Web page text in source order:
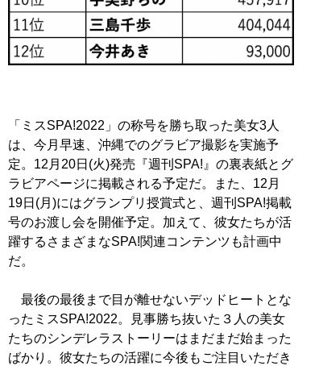
「ミスSPA!2022」の称号を勝ち取った美女3人
は、今月早速、沖縄でのグラビア撮影を実施予
定。12月20日(火)発売『週刊SPA!』の裏表紙とグ
ラビアページに掲載される予定だ。また、12月
19日(月)にはグランプリ授賞式と、週刊SPA!掲載
号のお渡し会を開催予定。加えて、彼女たちが活
躍するさまざまなSPA!関連コンテンツも計画中
だ。
最後の最後まで目が離せないデッドヒートとな
ったミスSPA!2022。見事勝ち抜いた３人の美女
たちのシンデレラストーリーはまだまだ始まった
ばかり。彼女たちの活躍に今後もご注目いただき